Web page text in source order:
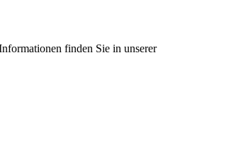
finden Sie in unserer